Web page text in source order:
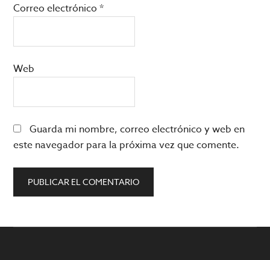
Correo electrónico*
Web
Guarda mi nombre, correo electrónico y web en
este navegador para la próxima vez que comente.